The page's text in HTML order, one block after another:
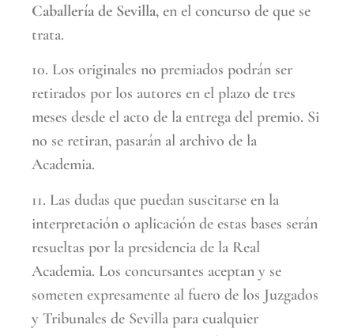
Caballería de Sevilla, en el concurso de que se
trata.
10. Los originales no premiados podrán ser
retirados por los autores en el plazo de tres
meses desde el acto de la entrega del premio. Si
no se retiran, pasarán al archivo de la
Academia.
11. Las dudas que puedan suscitarse en la
interpretación o aplicación de estas bases serán
resueltas por la presidencia de la Real
Academia. Los concursantes aceptan y se
someten expresamente al fuero de los Juzgados
y Tribunales de Sevilla para cualquier